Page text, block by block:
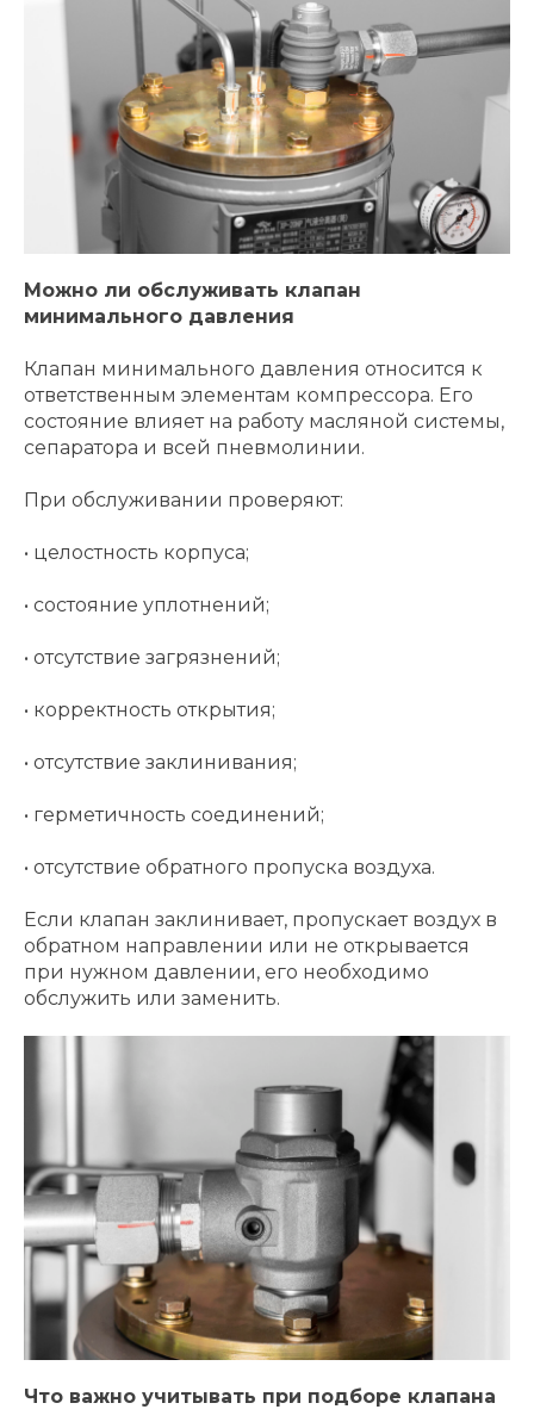
Можно ли обслуживать клапан
минимального давления
Клапан минимального давления относится к
ответственным элементам компрессора. Его
состояние влияет на работу масляной системы,
сепаратора и всей пневмолинии.
При обслуживании проверяют:
• целостность корпуса;
• состояние уплотнений;
• отсутствие загрязнений;
• корректность открытия;
• отсутствие заклинивания;
• герметичность соединений;
• отсутствие обратного пропуска воздуха.
Если клапан заклинивает, пропускает воздух в
обратном направлении или не открывается
при нужном давлении, его необходимо
обслужить или заменить.
Что важно учитывать при подборе клапана